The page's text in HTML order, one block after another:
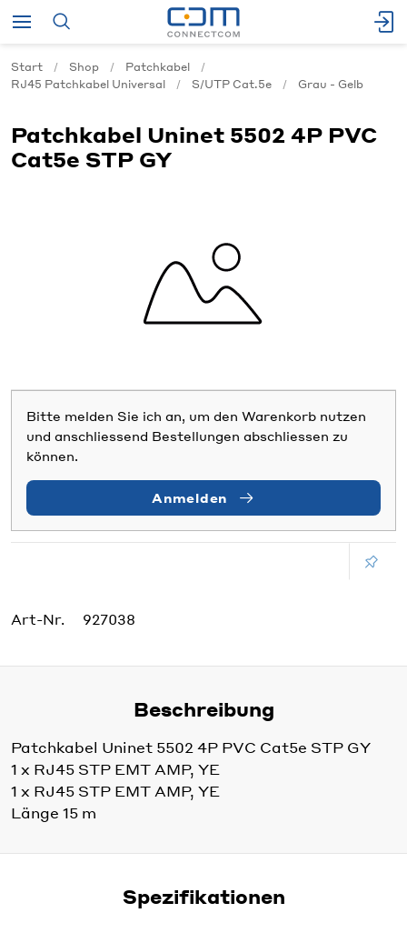
Start Shop
Patchkabel
RJ45 Patchkabel Universal
S/UTP Cat.5e Grau - Gelb
Patchkabel Uninet 5502 4P PVC
Cat5e STP GY
Bitte melden Sie ich an, um den Warenkorb nutzen
und anschliessend Bestellungen abschliessen zu
können.
Anmelden
Art-Nr. 927038
Beschreibung
Patchkabel Uninet 5502 4P PVC Cat5e STP GY
1 x RJ45 STP EMT AMP, YE
1 x RJ45 STP EMT AMP, YE
Länge 15 m
Spezifikationen